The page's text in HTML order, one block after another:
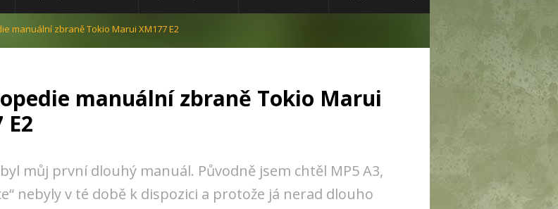
manuální zbraně Tokio Marui XM177 E2
manuální zbraně Tokio Marui
E2
byl můj první dlouhý manuál. Původně jsem chtěl MP5 A3,
nebyly v té době k dispozici a protože já nerad dlouho